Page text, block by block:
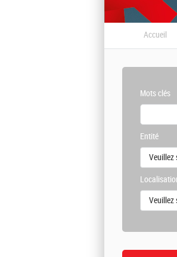
Accueil
Mots clés
Entité
Veuillez
Veuillez